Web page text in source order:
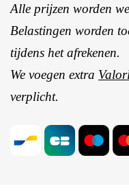
Alle prijzen worden
Belastingen worden
tijdens het afrekenen.
We voegen extra
verplicht.